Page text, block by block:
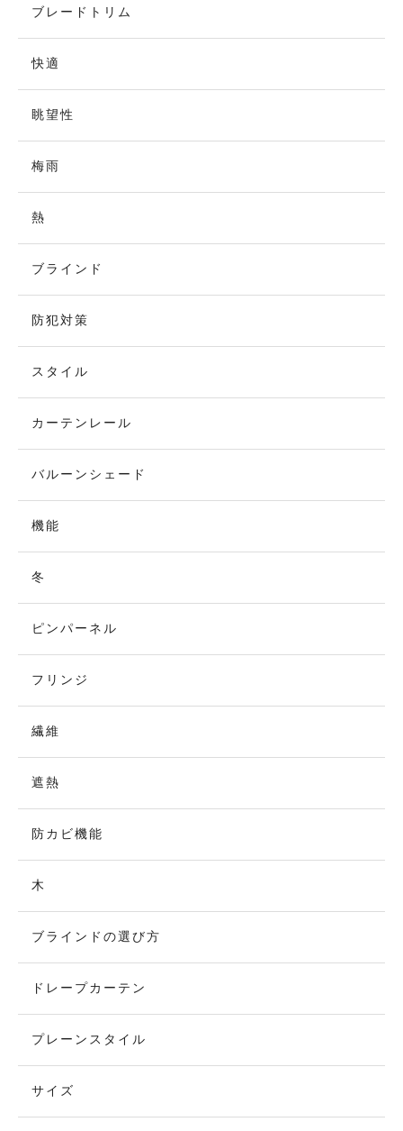
ブレードトリム
快適
眺望性
梅雨
熱
ブラインド
防犯対策
スタイル
カーテンレール
バルーンシェード
機能
冬
ピンパーネル
フリンジ
繊維
遮熱
防カビ機能
木
ブラインドの選び方
ドレープカーテン
プレーンスタイル
サイズ